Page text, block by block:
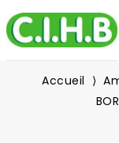
Accueil